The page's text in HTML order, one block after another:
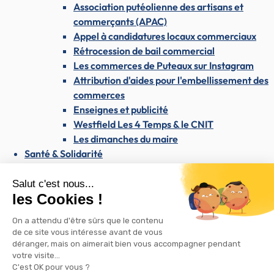
Association putéolienne des artisans et
commerçants (APAC)
Appel à candidatures locaux commerciaux
Rétrocession de bail commercial
Les commerces de Puteaux sur Instagram
Attribution d'aides pour l'embellissement des
commerces
Enseignes et publicité
Westfield Les 4 Temps & le CNIT
Les dimanches du maire
Santé & Solidarité
Santé et soins médicaux
Centre médical Dolto
Dépistage du SIDA / VIH
AVC : reconnaître les signes et agir vite